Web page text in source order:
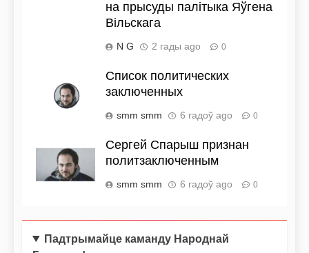
на прысуды палітыка Яўгена
Вільскага
N G 2 гады ago 0
Список политических
заключенных
smm smm 6 гадоў ago 0
Сергей Спарыш признан
политзаключенным
smm smm 6 гадоў ago 0
Падтрымайце каманду Народнай